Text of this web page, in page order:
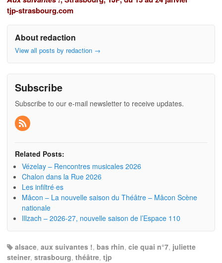
tjp-strasbourg.com
About redaction
View all posts by redaction →
Subscribe
Subscribe to our e-mail newsletter to receive updates.
Related Posts:
Vézelay – Rencontres musicales 2026
Chalon dans la Rue 2026
Les infiltré·es
Mâcon – La nouvelle saison du Théâtre – Mâcon Scène
nationale
Illzach – 2026-27, nouvelle saison de l’Espace 110
alsace, aux suivantes !, bas rhin, cie quai n°7, juliette
steiner, strasbourg, théâtre, tjp